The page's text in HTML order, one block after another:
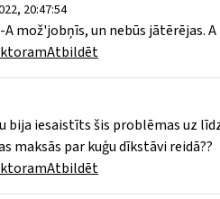
20:47:54
A mož'jobņīs, un nebūs jātērējas.
Atbildēt
bija iesaistīts šis problēmas uz
maksās par kuģu dīkstāvi reidā??
Atbildēt